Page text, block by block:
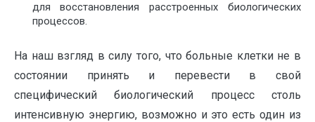
для восстановления расстроенных биологических
процессов.
На наш взгляд в силу того, что больные клетки не в
состоянии принять и перевести в свой
специфический биологический процесс столь
интенсивную энергию, возможно и это есть один из